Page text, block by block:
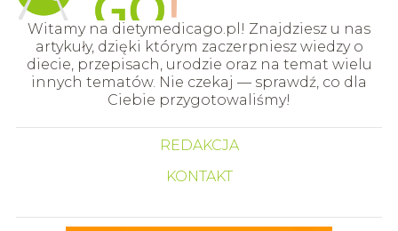
Witamy na dietymedicago.pl! Znajdziesz u nas
artykuły, dzięki którym zaczerpniesz wiedzy o
diecie, przepisach, urodzie oraz na temat wielu
innych tematów. Nie czekaj — sprawdź, co dla
Ciebie przygotowaliśmy!
REDAKCJA
KONTAKT